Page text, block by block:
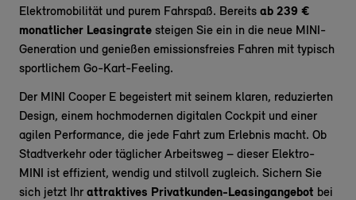
Elektromobilität und purem Fahrspaß. Bereits ab 239 €
monatlicher Leasingrate steigen Sie ein in die neue MINI-
Generation und genießen emissionsfreies Fahren mit typisch
sportlichem Go-Kart-Feeling.
Der MINI Cooper E begeistert mit seinem klaren, reduzierten
Design, einem hochmodernen digitalen Cockpit und einer
agilen Performance, die jede Fahrt zum Erlebnis macht. Ob
Stadtverkehr oder täglicher Arbeitsweg – dieser Elektro-
MINI ist effizient, wendig und stilvoll zugleich. Sichern Sie
sich jetzt Ihr attraktives Privatkunden-Leasingangebot bei